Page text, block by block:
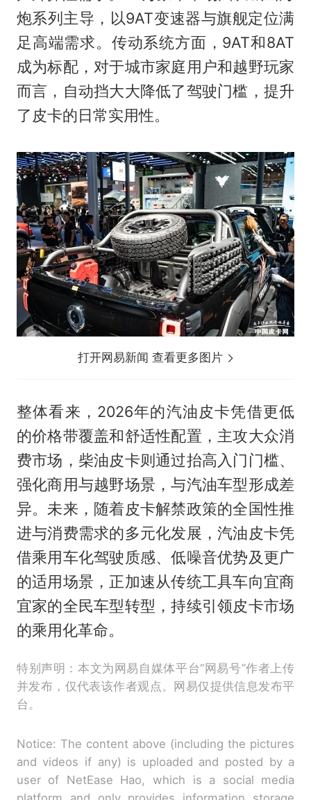
炮系列主导，以9AT变速器与旗舰定位满
足高端需求。传动系统方面，9AT和8AT
成为标配，对于城市家庭用户和越野玩家
而言，自动挡大大降低了驾驶门槛，提升
了皮卡的日常实用性。
打开网易新闻 查看更多图片
整体看来，2026年的汽油皮卡凭借更低
的价格带覆盖和舒适性配置，主攻大众消
费市场，柴油皮卡则通过抬高入门门槛、
强化商用与越野场景，与汽油车型形成差
异。未来，随着皮卡解禁政策的全国性推
进与消费需求的多元化发展，汽油皮卡凭
借乘用车化驾驶质感、低噪音优势及更广
的适用场景，正加速从传统工具车向宜商
宜家的全民车型转型，持续引领皮卡市场
的乘用化革命。
特别声明：本文为网易自媒体平台“网易号”作者上传
并发布，仅代表该作者观点。网易仅提供信息发布平
台。
Notice: The content above (including the pictures
and videos if any) is uploaded and posted by a
user of NetEase Hao, which is a social media